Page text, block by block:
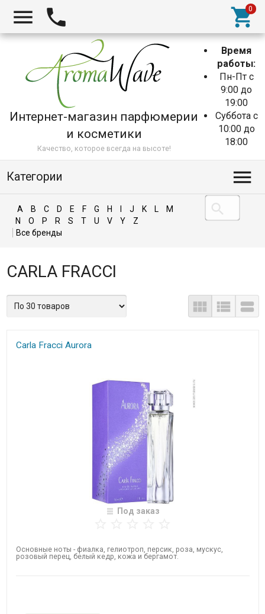
Интернет-магазин парфюмерии
и косметики
Качество, которое всегда на высоте!
Время
работы:
Пн-Пт с
9:00 до
19:00
Суббота с
10:00 до
18:00
Категории
A B C D E F G H J K L
M
N
O P R S T U V Y Z
CARLA FRACCI
Carla Fracci Aurora
Под заказ
Основные ноты - фиалка, гелиотроп, персик, роза, мускус,
розовый перец, белый кедр, кожа и бергамот.